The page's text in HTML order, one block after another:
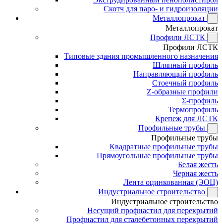
Скотч для паро- и гидроизоляции
Металлопрокат
Металлопрокат
Профили ЛСТК
Профили ЛСТК
Типовые здания промышленного назначения
Шляпный профиль
Направляющий профиль
Стоечный профиль
Z-образные профили
Σ-профиль
Термопрофиль
Крепеж для ЛСТК
Профильные трубы
Профильные трубы
Квадратные профильные трубы
Прямоугольные профильные трубы
Белая жесть
Черная жесть
Лента оцинкованная (ЭОЦ)
Индустриальное строительство
Индустриальное строительство
Несущий профнастил для перекрытий
Профнастил для сталебетонных перекрытий